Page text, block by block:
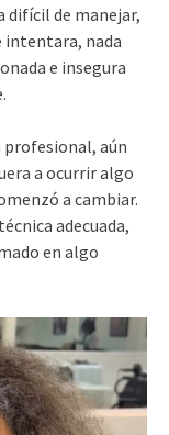
difícil de manejar,
intentara, nada
e insegura
aún
a ocurrir algo
a cambiar.
adecuada,
en algo